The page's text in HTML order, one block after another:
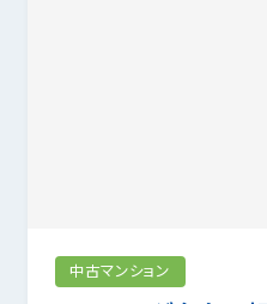
中古マンション